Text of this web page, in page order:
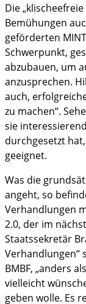
Die
Bemühungen
geförderten
Schwerpunkt,
abzubauen, um
anzusprechen.
auch,
zu machen“.
sie
durchgesetzt
geeignet.
Was die
angeht, so
Verhandlungen
2.0, der im
Staatssekretär
Verhandlungen“
BMBF, „anders
vielleicht
geben wolle. Es